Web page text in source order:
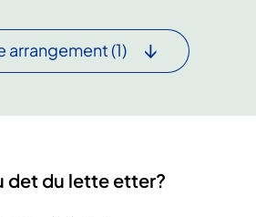
arrangement(1)
det du lette etter?